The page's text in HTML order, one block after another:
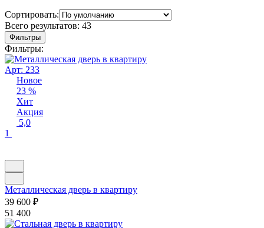
Сортировать:
Всего результатов: 43
Фильтры
Фильтры:
Арт: 233
Новое
23 %
Хит
Акция
5,0
1
Металлическая дверь в квартиру
39 600 ₽
51 400